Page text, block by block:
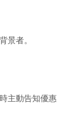
景者。
主動告知優惠